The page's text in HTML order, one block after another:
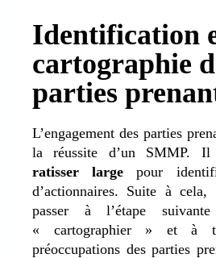
Identification
cartographie
parties
L’engagement des parties
la réussite d’un SMMP.
ratisser largepour
d’actionnaires. Suite à
passer à l’étape
« cartographier » et à
préoccupations des parties